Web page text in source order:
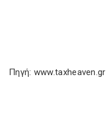
Πηγή: www.taxheaven.gr